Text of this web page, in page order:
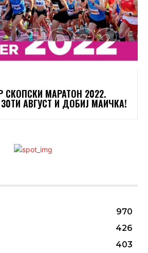
СКОПСКИ МАРАТОН 2022.
АВГУСТ И ДОБИЈ МАИЧКА!
970
426
403